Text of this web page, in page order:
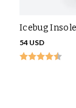
Icebug
54 USD